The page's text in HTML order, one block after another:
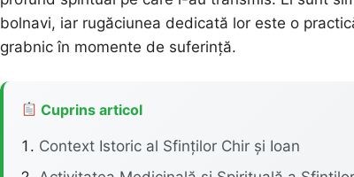
bolnavi, iar rugăciunea dedicată lor este o
grabnic în momente de suferință.
Cuprins articol
Context Istoric al Sfinților Chir și Ioan